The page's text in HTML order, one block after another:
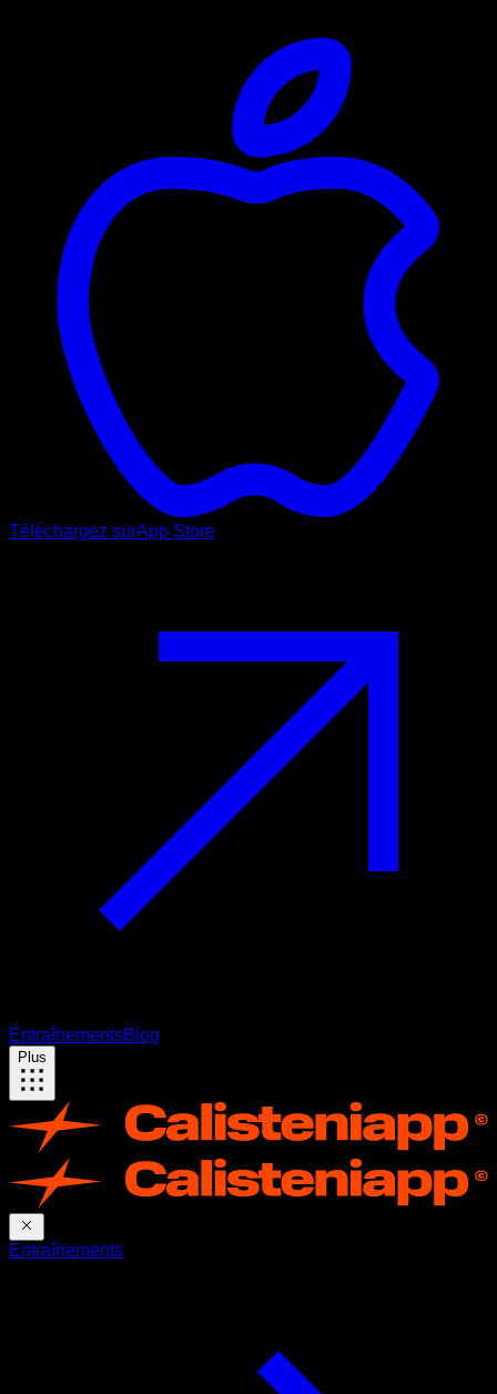
Téléchargez surApp Store
EntraînementsBlog
Plus
Entraînements